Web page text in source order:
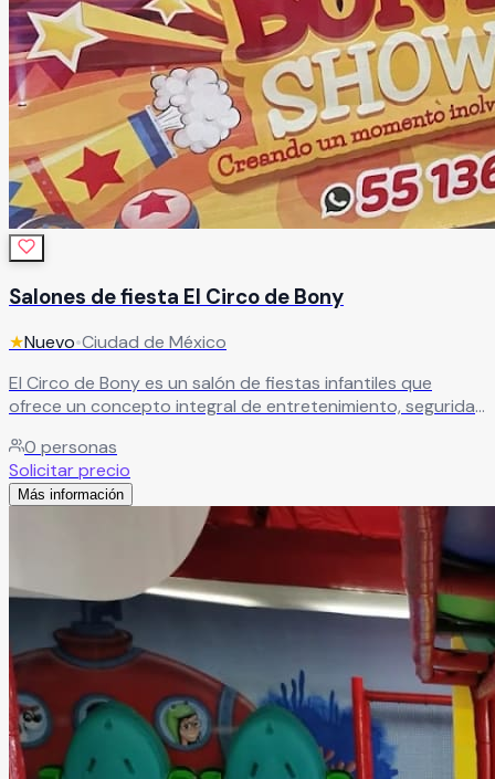
Salones de fiesta El Circo de Bony
★Nuevo•Ciudad de México
El Circo de Bony es un salón de fiestas infantiles que
ofrece un concepto integral de entretenimiento, seguridad
calidad y servicio para brindar una experiencia inolvidable.
Leer más
0 personas
Solicitar precio
Más información